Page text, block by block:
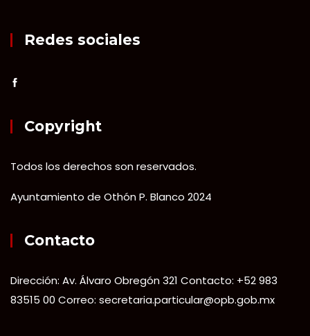
Redes sociales
Copyright
Todos los derechos son reservados.
Ayuntamiento de Othón P. Blanco 2024
Contacto
Dirección: Av. Álvaro Obregón 321 Contacto: +52 983
83515 00 Correo: secretaria.particular@opb.gob.mx